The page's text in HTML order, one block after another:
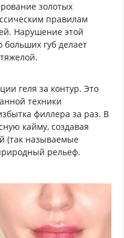
золотых
правилам
Нарушение этой
губ делает
геля за контур. Это
техники
филлера за раз. В
кайму, создавая
(так называемые
рельеф.